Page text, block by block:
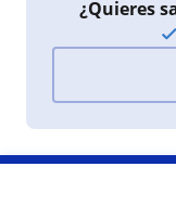
¿Quieres